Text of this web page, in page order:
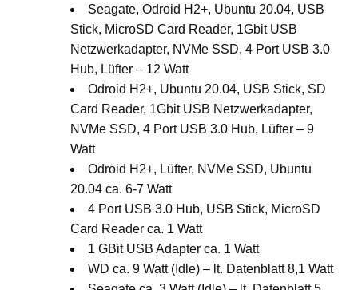
Seagate, Odroid H2+, Ubuntu 20.04, USB
Stick, MicroSD Card Reader, 1Gbit USB
Netzwerkadapter, NVMe SSD, 4 Port USB 3.0
Hub, Lüfter – 12 Watt
Odroid H2+, Ubuntu 20.04, USB Stick, SD
Card Reader, 1Gbit USB Netzwerkadapter,
NVMe SSD, 4 Port USB 3.0 Hub, Lüfter – 9
Watt
Odroid H2+, Lüfter, NVMe SSD, Ubuntu
20.04 ca. 6-7 Watt
4 Port USB 3.0 Hub, USB Stick, MicroSD
Card Reader ca. 1 Watt
1 GBit USB Adapter ca. 1 Watt
WD ca. 9 Watt (Idle) – lt. Datenblatt 8,1 Watt